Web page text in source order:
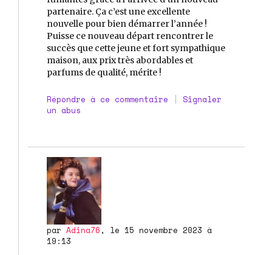
partenaire. Ça c’est une excellente
nouvelle pour bien démarrer l’année !
Puisse ce nouveau départ rencontrer le
succès que cette jeune et fort sympathique
maison, aux prix très abordables et
parfums de qualité, mérite !
Répondre à ce commentaire | Signaler
un abus
par Adina76 , le 15 novembre 2023 à
19:13